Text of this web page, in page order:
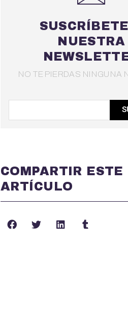
NUESTRA
NO TE PIERDAS NINGUNA
COMPARTIR ESTE
ARTÍCULO